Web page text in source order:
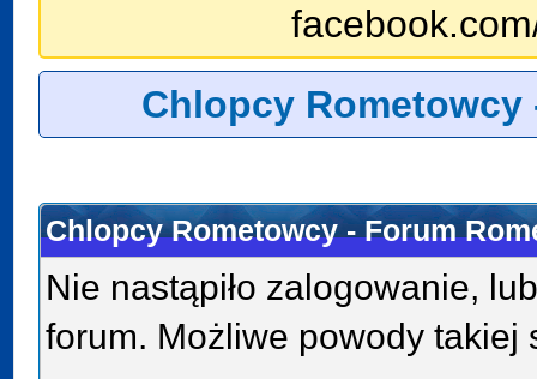
Chlopcy Rometowcy
Chlopcy Rometowcy - Forum
Nie nastąpiło zalogowanie,
forum. Możliwe powody takiej